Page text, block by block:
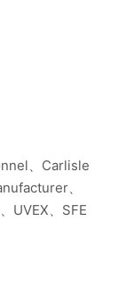
、Carlisle
、
UVEX、SFE